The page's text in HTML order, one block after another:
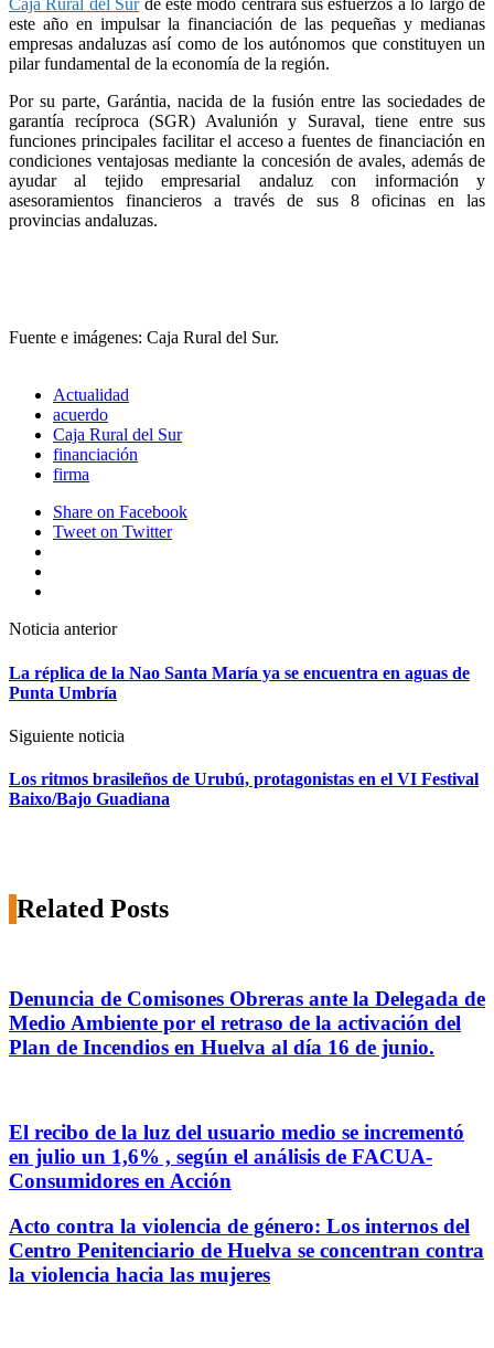
Caja Rural del Surde este modo centrará sus esfuerzos a lo largo de
este año en impulsar la financiación de las pequeñas y medianas
empresas andaluzas así como de los autónomos que constituyen un
pilar fundamental de la economía de la región.
Por su parte, Garántia, nacida de la fusión entre las sociedades de
garantía recíproca (SGR) Avalunión y Suraval, tiene entre sus
funciones principales facilitar el acceso a fuentes de financiación en
condiciones ventajosas mediante la concesión de avales, además de
ayudar al tejido empresarial andaluz con información y
asesoramientos financieros a través de sus 8 oficinas en las
provincias andaluzas.
Fuente e imágenes: Caja Rural del Sur.
Actualidad
acuerdo
Caja Rural del Sur
financiación
firma
Share on Facebook
Tweet on Twitter
Post
navigation
Noticia anterior
La réplica de la Nao Santa María ya se encuentra en aguas de
Punta Umbría
Siguiente noticia
Los ritmos brasileños de Urubú, protagonistas en el VI Festival
Baixo/Bajo Guadiana
Related Posts
Denuncia de Comisones Obreras ante la Delegada de
Medio Ambiente por el retraso de la activación del
Plan de Incendios en Huelva al día 16 de junio.
El recibo de la luz del usuario medio se incrementó
en julio un 1,6% , según el análisis de FACUA-
Consumidores en Acción
Acto contra la violencia de género: Los internos del
Centro Penitenciario de Huelva se concentran contra
la violencia hacia las mujeres